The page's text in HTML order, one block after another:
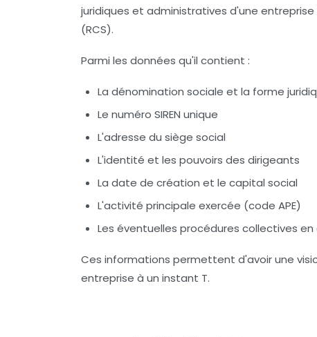
juridiques et administratives d'une
(RCS).
Parmi les données qu'il contient :
La dénomination sociale et la forme
Le numéro SIREN unique
L'adresse du siège social
L'identité et les pouvoirs des dirigeants
La date de création et le capital social
L'activité principale exercée (code APE)
Les éventuelles procédures collectives en
Ces informations permettent d'avoir une
entreprise à un instant T.